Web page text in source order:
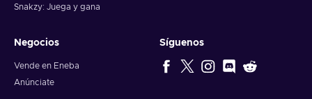
Snakzy: Juega y gana
Negocios
Vende en Eneba
Anúnciate
Síguenos